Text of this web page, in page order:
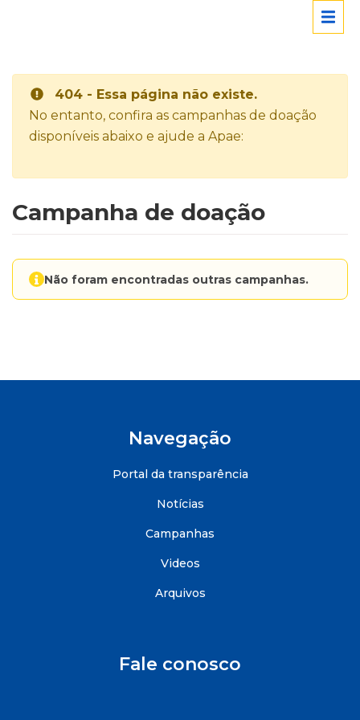
404 - Essa página não existe.
No entanto, confira as campanhas de doação
disponíveis abaixo e ajude a Apae:
Campanha de doação
Não foram encontradas outras campanhas.
Navegação
Portal da transparência
Notícias
Campanhas
Videos
Arquivos
Fale conosco